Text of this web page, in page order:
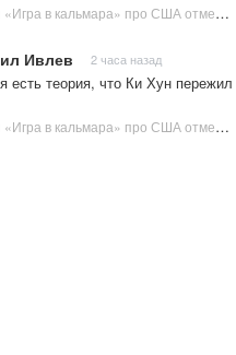
Новая «Игра в кальмара» про США отменена | Plugged In Ru
Ивлев 2 часа назад
есть теория, что Ки Хун пережил
Новая «Игра в кальмара» про США отменена | Plugged In Ru